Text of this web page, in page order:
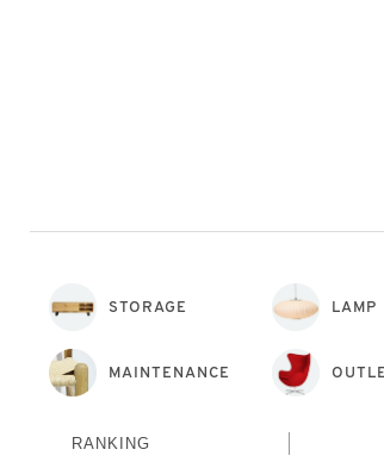
STORAGE LAMP
MAINTENANCE
RANKING